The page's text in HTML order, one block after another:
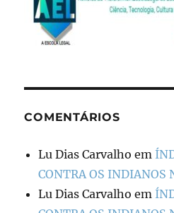
COMENTÁRIOS
Lu Dias Carvalho em
CONTRA OS INDIANOS
Lu Dias Carvalho em